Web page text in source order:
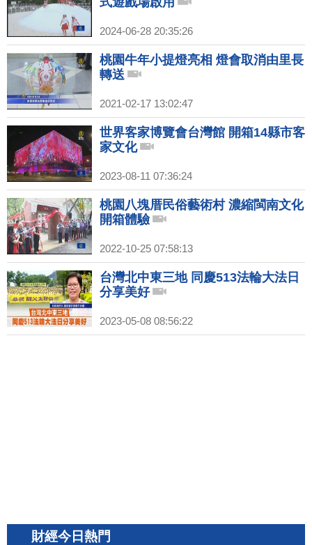
2024-06-28 20:35:26
桃園牛年小提燈亮相 燈會取消由里長
轉送
2021-02-17 13:02:47
世界客家博覽會台灣館 開箱14縣市客
家文化
2023-08-11 07:36:24
桃園八塊厝民俗藝術村 濃縮閩南文化
開箱體驗
2022-10-25 07:58:13
台灣北中東三地 同慶513法輪大法日
分享美好
2023-05-08 08:56:22
財經今日熱門